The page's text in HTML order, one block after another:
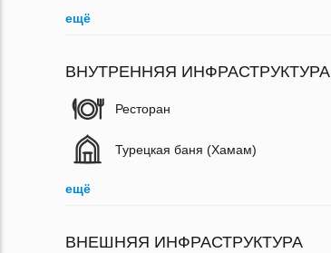
ещё
ВНУТРЕННЯЯ ИНФРАСТРУКТУРА
Ресторан
Турецкая баня (Хамам)
ещё
ВНЕШНЯЯ ИНФРАСТРУКТУРА